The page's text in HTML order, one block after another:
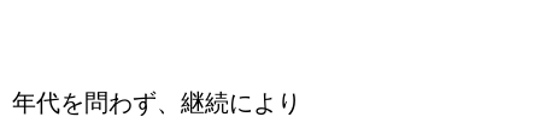
年代を問わず、継続により